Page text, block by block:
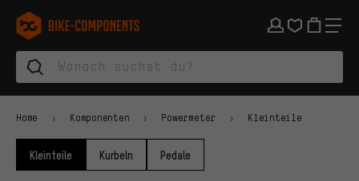
Zur Hauptnavigation springen
Zur Kategorienavigation springen
Zum Inhalt springen
Zu Marken und Newsletter springen
Zur Fußzeile springen
bike-components.de Startseite
Home Komponenten Powermeter Kleinteile
Kleinteile Kurbeln Pedale